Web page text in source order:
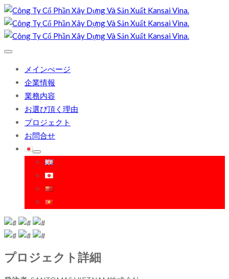
メインぺージ
企業情報
業務内容
お選び頂く理由
プロジェクト
お問合せ
プロジェクト詳細